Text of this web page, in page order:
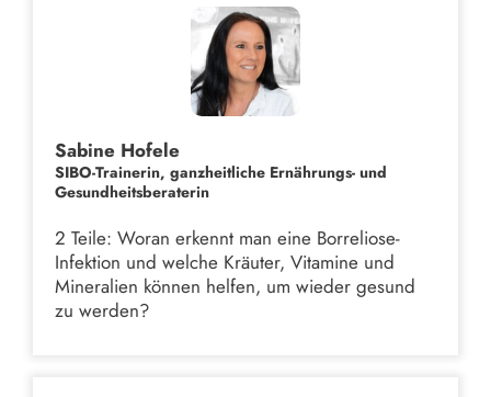
Sabine Hofele
SIBO-Trainerin, ganzheitliche Ernährungs- und
Gesundheitsberaterin
2 Teile: Woran erkennt man eine Borreliose-
Infektion und welche Kräuter, Vitamine und
Mineralien können helfen, um wieder gesund
zu werden?